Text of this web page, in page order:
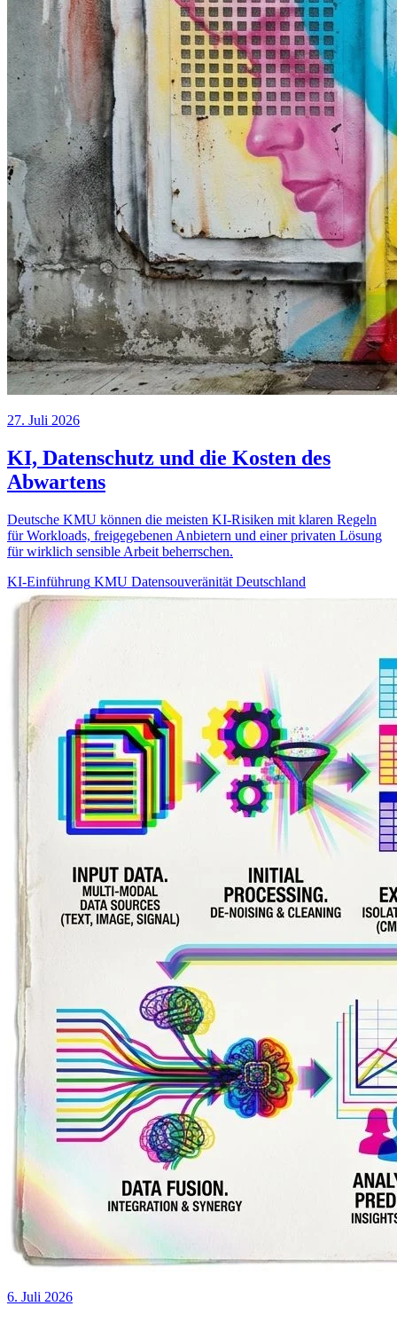
27. Juli 2026
KI, Datenschutz und die Kosten des
Abwartens
Deutsche KMU können die meisten KI-Risiken mit klaren Regeln
für Workloads, freigegebenen Anbietern und einer privaten Lösung
für wirklich sensible Arbeit beherrschen.
KI-Einführung KMU Datensouveränität Deutschland
6. Juli 2026